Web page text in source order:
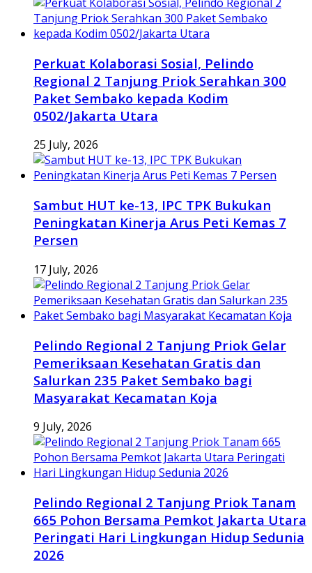
Perkuat Kolaborasi Sosial, Pelindo
Regional 2 Tanjung Priok Serahkan 300
Paket Sembako kepada Kodim
0502/Jakarta Utara
25 July, 2026
Sambut HUT ke-13, IPC TPK Bukukan
Peningkatan Kinerja Arus Peti Kemas 7
Persen
17 July, 2026
Pelindo Regional 2 Tanjung Priok Gelar
Pemeriksaan Kesehatan Gratis dan
Salurkan 235 Paket Sembako bagi
Masyarakat Kecamatan Koja
9 July, 2026
Pelindo Regional 2 Tanjung Priok Tanam
665 Pohon Bersama Pemkot Jakarta Utara
Peringati Hari Lingkungan Hidup Sedunia
2026